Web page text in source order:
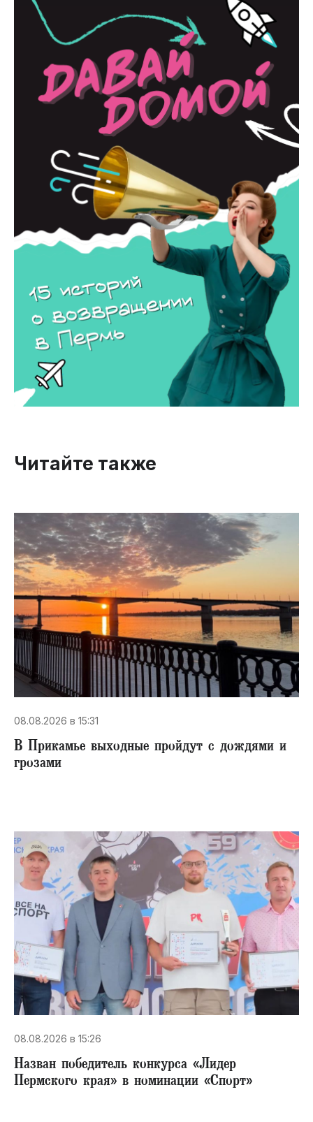
Читайте также
08.08.2026 в 15:31
В Прикамье выходные пройдут с дождями и
грозами
08.08.2026 в 15:26
Назван победитель конкурса «Лидер
Пермского края» в номинации «Спорт»